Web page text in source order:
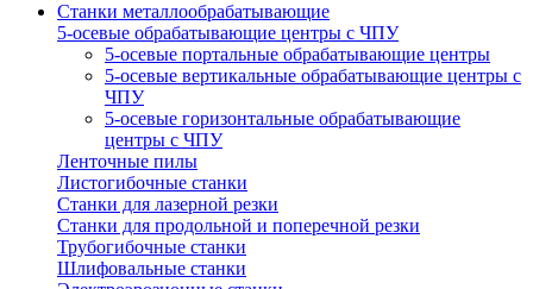
Станки металлообрабатывающие
5-осевые обрабатывающие центры с ЧПУ
5-осевые портальные обрабатывающие центры
5-осевые вертикальные обрабатывающие центры с
ЧПУ
5-осевые горизонтальные обрабатывающие
центры с ЧПУ
Ленточные пилы
Листогибочные станки
Станки для лазерной резки
Станки для продольной и поперечной резки
Трубогибочные станки
Шлифовальные станки